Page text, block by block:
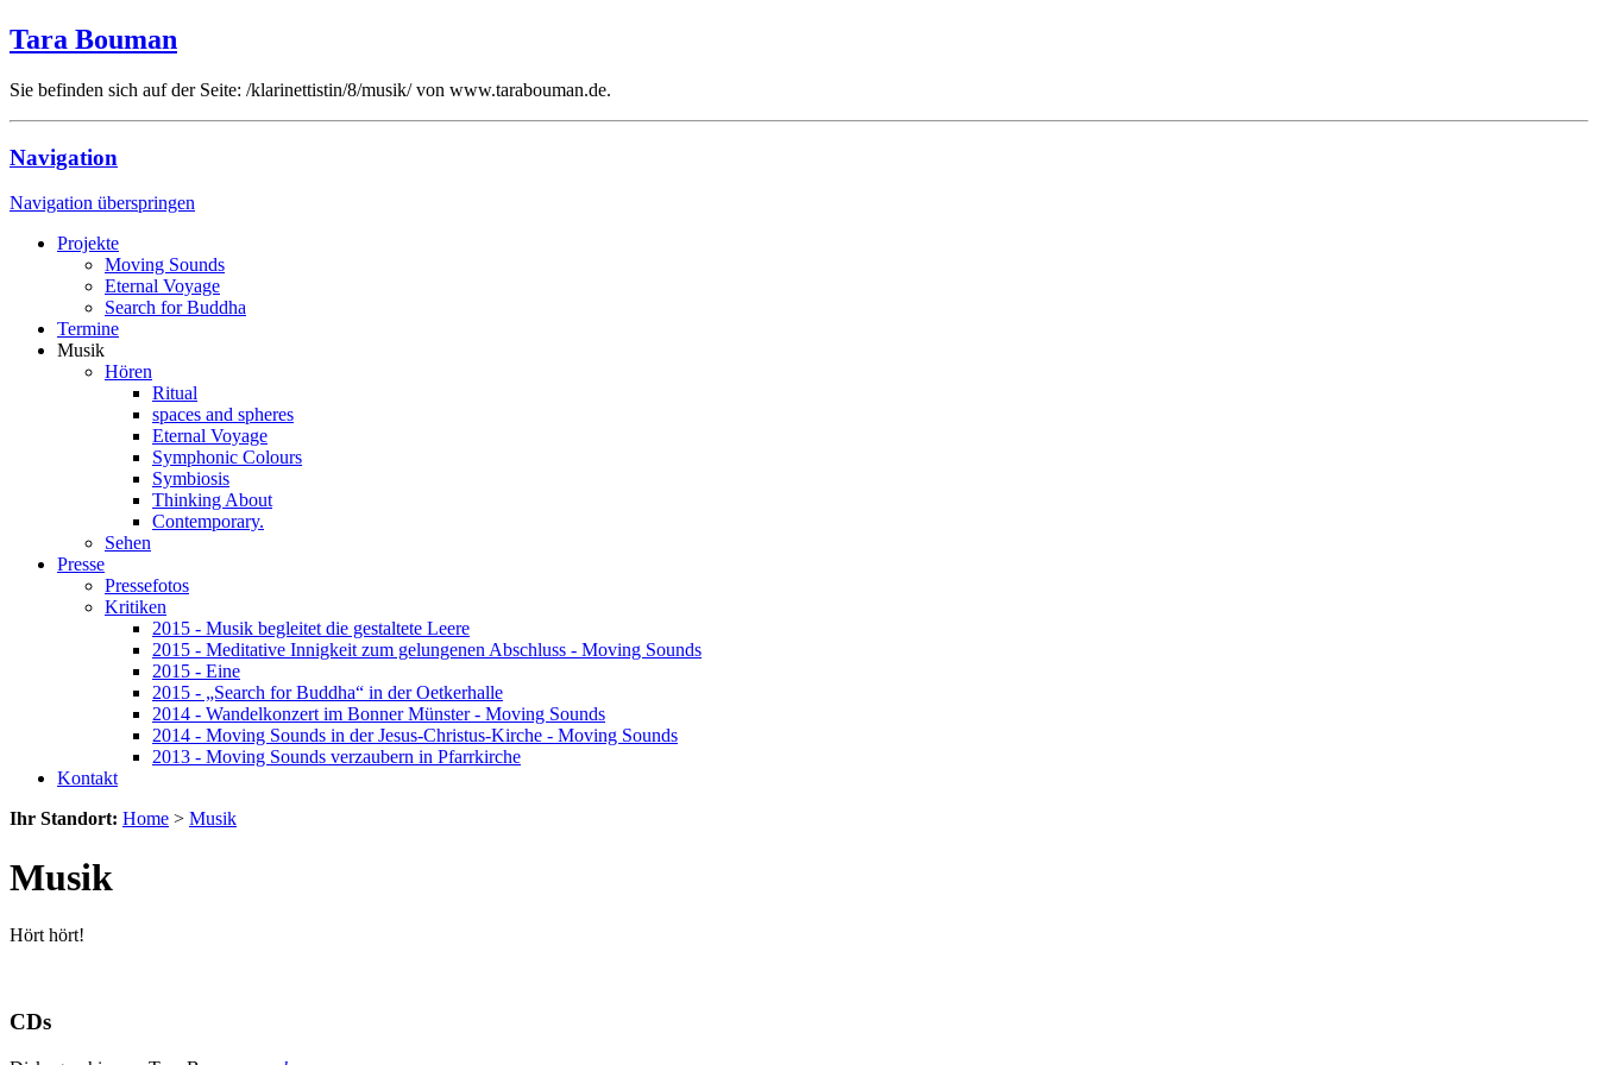
Tara Bouman
Sie befinden sich auf der Seite: /klarinettistin/8/musik/ von www.tarabouman.de.
Navigation
Navigation überspringen
Projekte
Moving Sounds
Eternal Voyage
Search for Buddha
Termine
Musik
Hören
Ritual
spaces and spheres
Eternal Voyage
Symphonic Colours
Symbiosis
Thinking About
Contemporary.
Sehen
Presse
Pressefotos
Kritiken
2015 - Musik begleitet die gestaltete Leere
2015 - Meditative Innigkeit zum gelungenen Abschluss - Moving Sounds
2015 - Eine
2015 - „Search for Buddha“ in der Oetkerhalle
2014 - Wandelkonzert im Bonner Münster - Moving Sounds
2014 - Moving Sounds in der Jesus-Christus-Kirche - Moving Sounds
2013 - Moving Sounds verzaubern in Pfarrkirche
Kontakt
Ihr Standort: Home > Musik
Musik
Hört hört!
CDs